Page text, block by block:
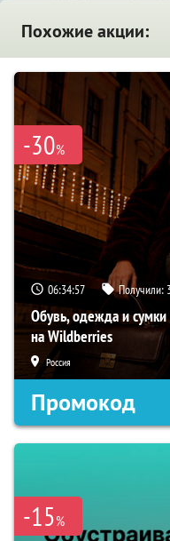
Похожие акции:
-30%
06:34:57 Получили:
Обувь, одежда и
на Wildberries
Россия
Промокод
-15%